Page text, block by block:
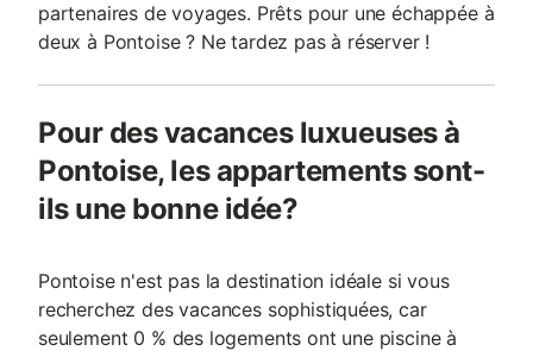
partenaires de voyages. Prêts pour une échappée à
deux à Pontoise ? Ne tardez pas à réserver !
Pour des vacances luxueuses à
Pontoise, les appartements sont-
ils une bonne idée?
Pontoise n'est pas la destination idéale si vous
recherchez des vacances sophistiquées, car
seulement 0 % des logements ont une piscine à